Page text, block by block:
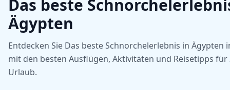
Das beste
Ägypten
Entdecken Sie Das beste Schnorchelerlebnis in Ägypten
mit den besten Ausflügen, Aktivitäten und Reisetipps
Urlaub.